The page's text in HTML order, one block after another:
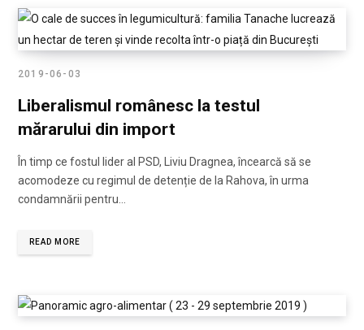
2019-06-03
Liberalismul românesc la testul
mărarului din import
În timp ce fostul lider al PSD, Liviu Dragnea, încearcă să se
acomodeze cu regimul de detenție de la Rahova, în urma
condamnării pentru…
READ MORE